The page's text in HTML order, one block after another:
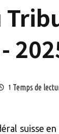
1 Temps de
suisse